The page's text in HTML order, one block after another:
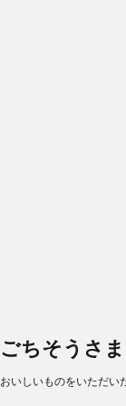
ごちそうさ
おいしいものをいただ